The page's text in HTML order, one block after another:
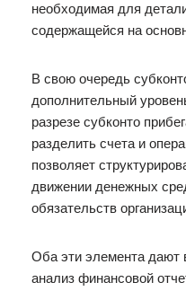
необходимая для
содержащейся на
В свою очередь
дополнительный
разрезе субконто
разделить счета и
позволяет
движении денежных
обязательств
Оба эти элемента дают
анализ финансовой